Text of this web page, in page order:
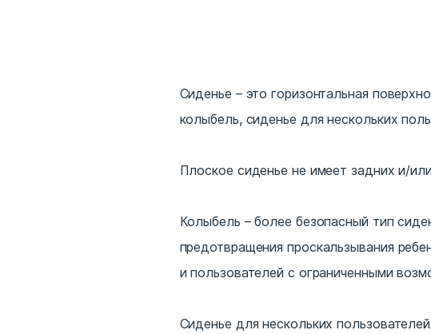
Сиденье – это горизонтальная
колыбель, сиденье для нескольких
Плоское сиденье не имеет задних и/
Колыбель – более безопасный тип
предотвращения проскальзывания
и пользователей с ограниченными
Сиденье для нескольких